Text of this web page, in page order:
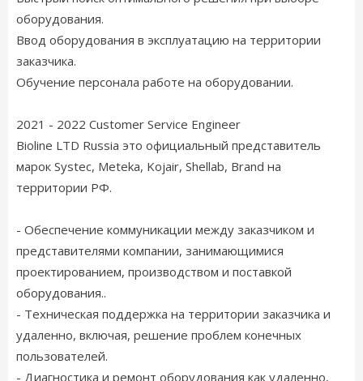
оборудования.
Ввод оборудования в эксплуатацию на территории
заказчика.
Обучение персонала работе на оборудовании.
2021 - 2022 Customer Service Engineer
Bioline LTD Russia это официальный представитель
марок Systec, Meteka, Kojair, Shellab, Brand на
территории РФ.
- Обеспечение коммуникации между заказчиком и
представителями компании, занимающимися
проектированием, производством и поставкой
оборудования..
- Техническая поддержка на территории заказчика и
удаленно, включая, решение проблем конечных
пользователей.
- Диагностика и ремонт оборудования как удаленно,